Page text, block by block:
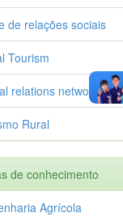
de relações sociais
Tourism
relations network
Rural
de conhecimento
Agrícola